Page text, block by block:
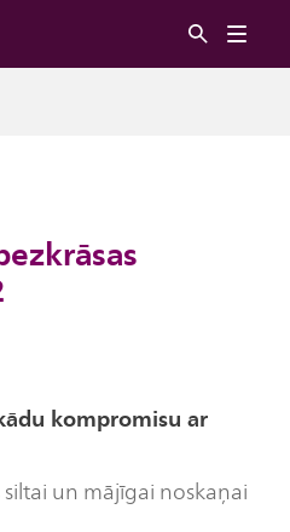
kompromisu ar
un mājīgai noskaņai